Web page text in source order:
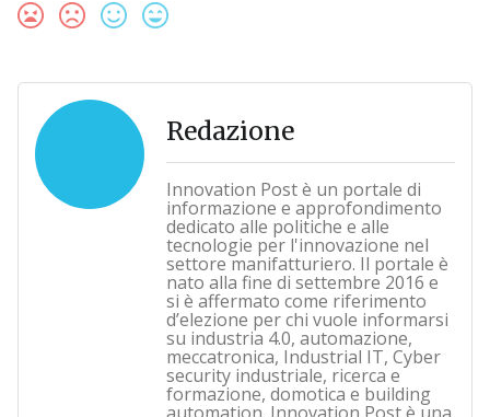
Redazione
Innovation Post è un portale di
informazione e approfondimento
dedicato alle politiche e alle
tecnologie per l'innovazione nel
settore manifatturiero. Il portale è
nato alla fine di settembre 2016 e
si è affermato come riferimento
d’elezione per chi vuole informarsi
su industria 4.0, automazione,
meccatronica, Industrial IT, Cyber
security industriale, ricerca e
formazione, domotica e building